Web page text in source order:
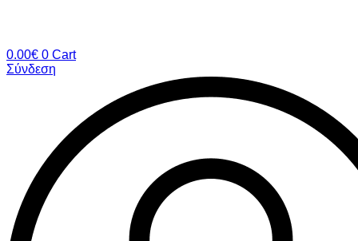
0.00€ 0 Cart
Σύνδεση